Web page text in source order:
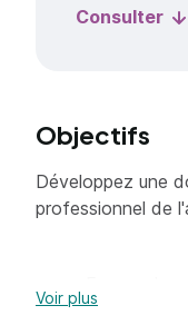
Consulter
Objectifs
Développez une
professionnel de
Voir plus